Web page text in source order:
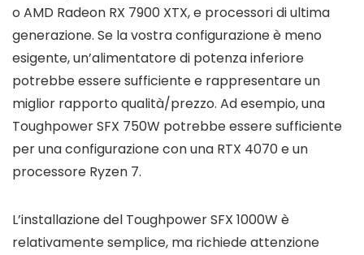
o AMD Radeon RX 7900 XTX, e processori di ultima
generazione. Se la vostra configurazione è meno
esigente, un’alimentatore di potenza inferiore
potrebbe essere sufficiente e rappresentare un
miglior rapporto qualità/prezzo. Ad esempio, una
Toughpower SFX 750W potrebbe essere sufficiente
per una configurazione con una RTX 4070 e un
processore Ryzen 7.
L’installazione del Toughpower SFX 1000W è
relativamente semplice, ma richiede attenzione